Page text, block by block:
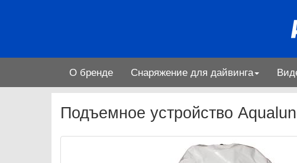
О бренде Снаряжение для дайвинга
Подъемное устройство